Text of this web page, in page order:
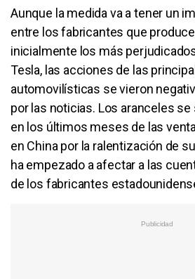
Aunque la medida va a tener un
entre los fabricantes que
inicialmente los más
Tesla, las acciones de las
automovilísticas se vieron
por las noticias. Los aranceles se
en los últimos meses de las
en China por la ralentización de
ha empezado a afectar a las
de los fabricantes